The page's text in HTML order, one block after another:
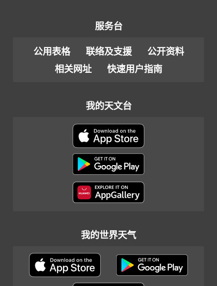
服务台
公用表格 联络及支援
公开资料
相关网址
快速用户指南
我的天文台
我的世界天气